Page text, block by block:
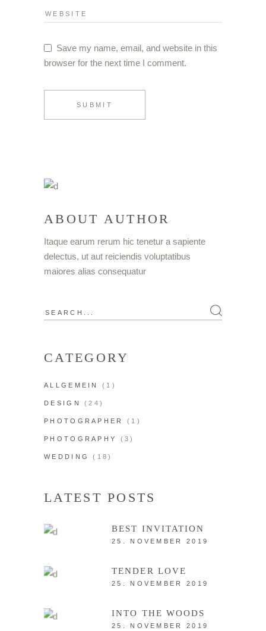
Save my name, email, and website in this
browser for the next time I comment.
SUBMIT
ABOUT AUTHOR
Itaque earum rerum hic tenetur a sapiente
delectus, ut aut reiciendis voluptatibus
maiores alias consequatur
CATEGORY
ALLGEMEIN (1)
DESIGN (24)
PHOTOGRAPHER (1)
PHOTOGRAPHY (3)
WEDDING (18)
LATEST POSTS
BEST INVITATION
25. NOVEMBER 2019
TENDER LOVE
25. NOVEMBER 2019
INTO THE WOODS
25. NOVEMBER 2019